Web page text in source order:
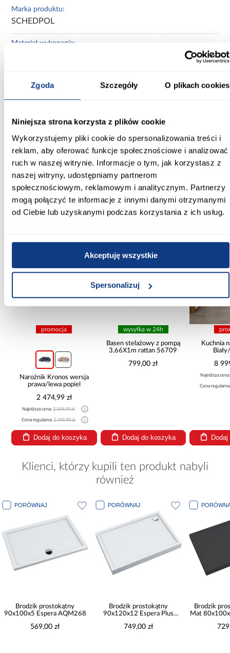
Zgoda Szczegóły O plikach cookies
Niniejsza strona korzysta z plików cookie
Wykorzystujemy pliki cookie do spersonalizowania treści i
reklam, aby oferować funkcje społecznościowe i analizować
ruch w naszej witrynie. Informacje o tym, jak korzystasz z
naszej witryny, udostępniamy partnerom
społecznościowym, reklamowym i analitycznym. Partnerzy
mogą połączyć te informacje z innymi danymi otrzymanymi
od Ciebie lub uzyskanymi podczas korzystania z ich usług.
Akceptuję wszystkie
Spersonalizuj
Marka produktu:
SCHEDPOL
Materiał wykonania:
Tak
Brodzik z siedziskiem:
promocja
Narożnik Kronos wersja
prawa/lewa popiel
2 474,99 zł
Najniższa cena:2 549,99 zł
Cena regularna:2 749,99 zł
Dodaj do koszyka
wysyłka w 24h
Basen stelażowy z pompą
3,66X1m rattan 56709
799,00 zł
Dodaj do koszyka
Kuchnia
8
Najniższa
Cena
Klienci, którzy kupili ten produkt nabyli
również
PORÓWNAJ
Brodzik prostokątny
90x100x5 Espera AQM268
569,00 zł
PORÓWNAJ
Brodzik prostokątny
90x120x12 Espera Plus
749,00 zł
Brodzik
Mat